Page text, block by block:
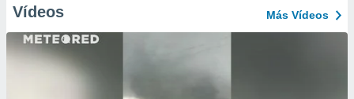
Vídeos Más Vídeos